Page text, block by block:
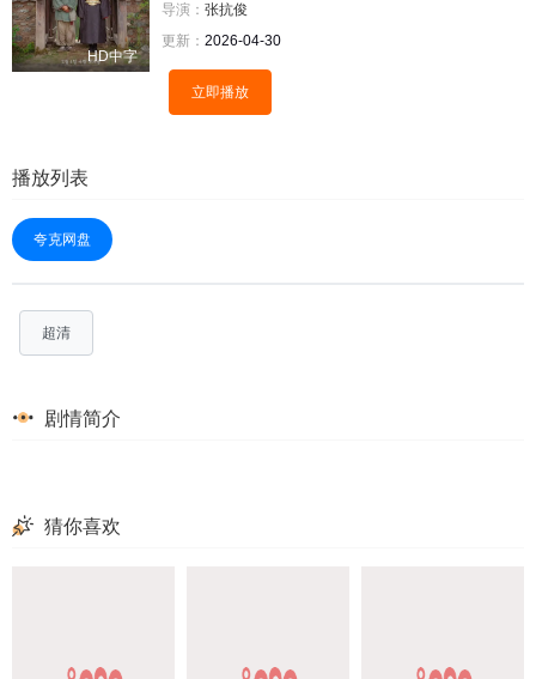
HD中字
导演： 张抗俊
更新： 2026-04-30
立即播放
播放列表
夸克网盘
超清
剧情简介
猜你喜欢